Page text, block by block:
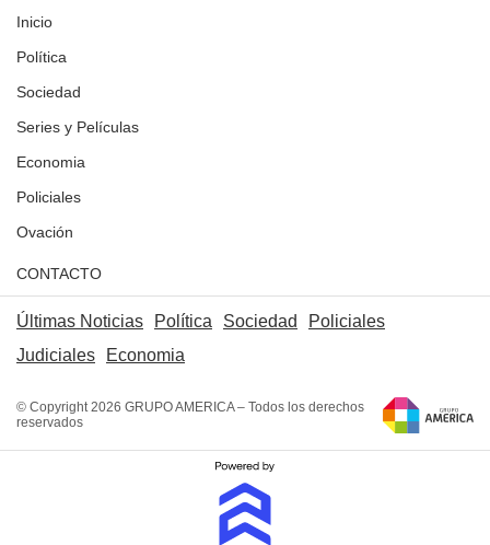
Inicio
Política
Sociedad
Series y Películas
Economia
Policiales
Ovación
CONTACTO
Últimas Noticias Política Sociedad
Policiales
Judiciales
Economia
© Copyright 2026 GRUPO AMERICA – Todos los derechos
reservados